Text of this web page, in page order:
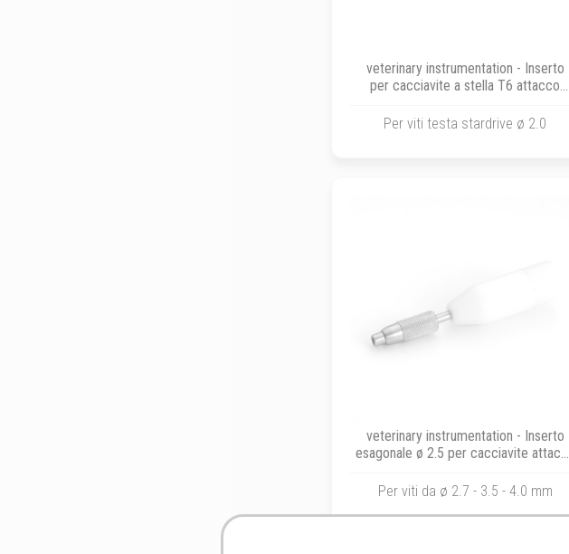
veterinary instrumentation - Inserto
per cacciavite a stella T6 attacco
Per viti testa stardrive ø 2.0
veterinary instrumentation - Inserto
esagonale ø 2.5 per cacciavite attacco
Per viti da ø 2.7 - 3.5 - 4.0 mm